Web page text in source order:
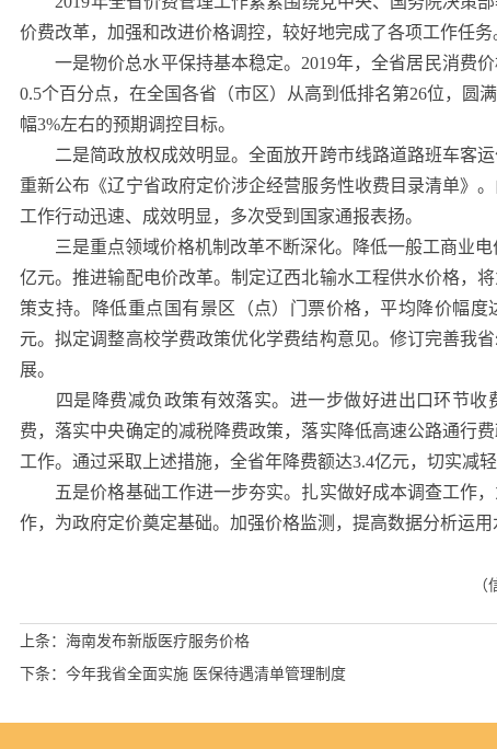
价费改革，加强和改进价格调控，较好地完成了各项工作任务
一是物价总水平保持基本稳定。 2019年，全省居民消费
0.5个百分点，在全国各省（市区）从高到低排名第26位，圆
幅3%左右的预期调控目标。
二是简政放权成效明显。全面放开跨市线路道路班车客运
重新公布《辽宁省政府定价涉企经营服务性收费目录清单》
工作行动迅速、成效明显，多次受到国家通报表扬。
三是重点领域价格机制改革不断深化。降低一般工商业电
亿元。推进输配电价改革。制定辽西北输水工程供水价格，
策支持。降低重点国有景区（点）门票价格，平均降价幅度
元。拟定调整高校学费政策优化学费结构意见。修订完善我
展。
四是降费减负政策有效落实。进一步做好进出口环节收
费，落实中央确定的减税降费政策，落实降低高速公路通行
工作。通过采取上述措施，全省年降费额达3.4亿元，切实减
五是价格基础工作进一步夯实。扎实做好成本调查工作
作，为政府定价奠定基础。加强价格监测，提高数据分析运用
（
上条： 海南发布新版医疗服务价格
下条： 今年我省全面实施 医保待遇清单管理制度